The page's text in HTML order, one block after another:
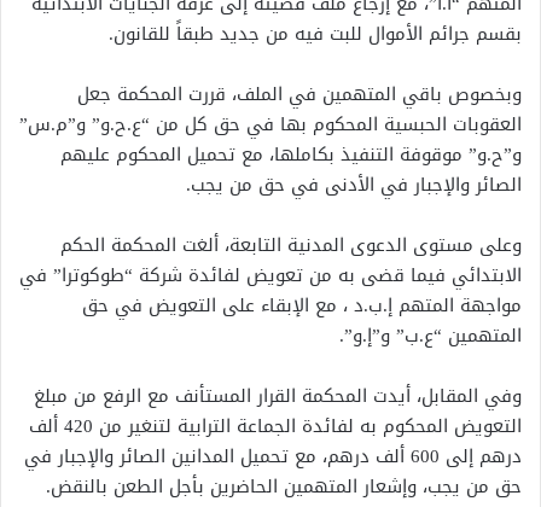
بقسم جرائم الأموال للبت فيه من جديد طبقاً للقانون.
وبخصوص باقي المتهمين في الملف، قررت المحكمة جعل
العقوبات الحبسية المحكوم بها في حق كل من “ع.ح.و” و”م.س”
و”ح.و” موقوفة التنفيذ بكاملها، مع تحميل المحكوم عليهم
الصائر والإجبار في الأدنى في حق من يجب.
وعلى مستوى الدعوى المدنية التابعة، ألغت المحكمة الحكم
الابتدائي فيما قضى به من تعويض لفائدة شركة “طوكوترا” في
مواجهة المتهم إ.ب.د ، مع الإبقاء على التعويض في حق
المتهمين “ع.ب” و”إ.و”.
وفي المقابل، أيدت المحكمة القرار المستأنف مع الرفع من مبلغ
التعويض المحكوم به لفائدة الجماعة الترابية لتنغير من 420 ألف
درهم إلى 600 ألف درهم، مع تحميل المدانين الصائر والإجبار في
حق من يجب، وإشعار المتهمين الحاضرين بأجل الطعن بالنقض.